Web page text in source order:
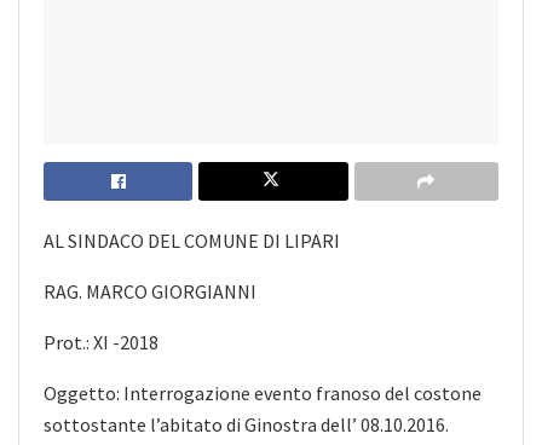
AL SINDACO DEL COMUNE DI LIPARI
RAG. MARCO GIORGIANNI
Prot.: XI -2018
Oggetto: Interrogazione evento franoso del costone
sottostante l’abitato di Ginostra dell’ 08.10.2016.